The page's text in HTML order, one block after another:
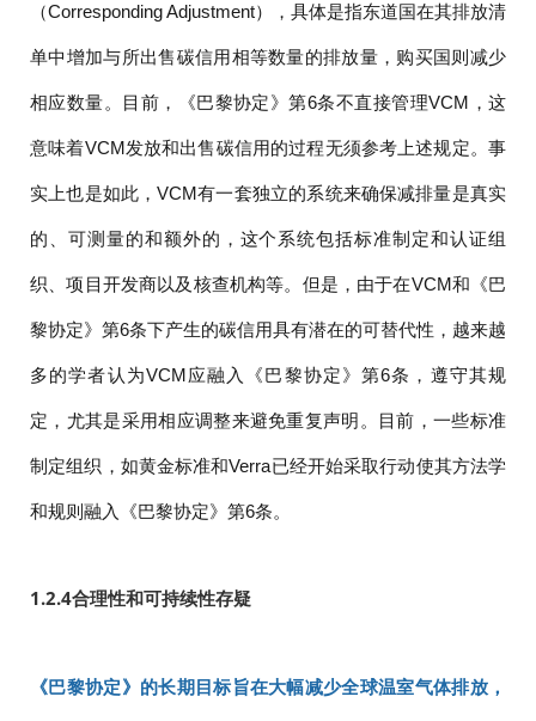
（Corresponding Adjustment），具体是指东道国在其排放清
单中增加与所出售碳信用相等数量的排放量，购买国则减少
相应数量。目前，《巴黎协定》第6条不直接管理VCM，这
意味着VCM发放和出售碳信用的过程无须参考上述规定。事
实上也是如此，VCM有一套独立的系统来确保减排量是真实
的、可测量的和额外的，这个系统包括标准制定和认证组
织、项目开发商以及核查机构等。但是，由于在VCM和《巴
黎协定》第6条下产生的碳信用具有潜在的可替代性，越来越
多的学者认为VCM应融入《巴黎协定》第6条，遵守其规
定，尤其是采用相应调整来避免重复声明。目前，一些标准
制定组织，如黄金标准和Verra已经开始采取行动使其方法学
和规则融入《巴黎协定》第6条。
1.2.4合理性和可持续性存疑
《巴黎协定》的长期目标旨在大幅减少全球温室气体排放，